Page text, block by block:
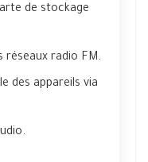
de stockage
réseaux radio FM.
des appareils via